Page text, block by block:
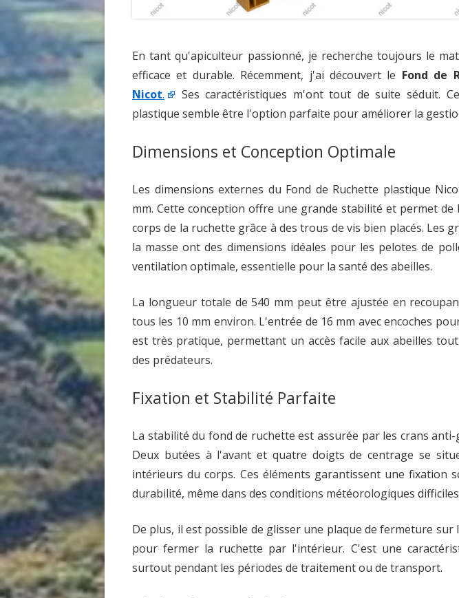
En tant qu'apiculteur passionné, je recherche toujours le
efficace et durable. Récemment, j'ai découvert le Fond de
Nicot.
Ses caractéristiques m'ont tout de suite séduit.
plastique semble être l'option parfaite pour améliorer la
Dimensions et Conception Optimale
Les dimensions externes du Fond de Ruchette plastique
mm. Cette conception offre une grande stabilité et permet
corps de la ruchette grâce à des trous de vis bien placés. Les
la masse ont des dimensions idéales pour les pelotes de
ventilation optimale, essentielle pour la santé des abeilles.
La longueur totale de 540 mm peut être ajustée en
tous les 10 mm environ. L'entrée de 16 mm avec encoches
est très pratique, permettant un accès facile aux abeilles
des prédateurs.
Fixation et Stabilité Parfaite
La stabilité du fond de ruchette est assurée par les crans anti-
Deux butées à l'avant et quatre doigts de centrage se
intérieurs du corps. Ces éléments garantissent une fixation
durabilité, même dans des conditions météorologiques
De plus, il est possible de glisser une plaque de fermeture sur
pour fermer la ruchette par l'intérieur. C'est une
surtout pendant les périodes de traitement ou de transport.